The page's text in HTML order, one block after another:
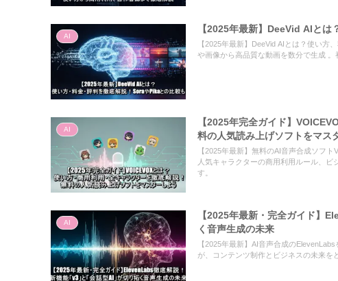
AI
【2025年最新】DeeVid AIと
【2025年最新】DeeVid AIとは？使い方
や画像から高品質な動画を数分で生成 。
AI
【2025年完全ガイド】
料の人気読み上げソフトをマス
【2025年最新】無料のAI音声合成ソフ
人気キャラクターの商用利用ルール、
す。
AI
【2025年最新・完全ガイド】
く音声生成の未来
【2025年最新】AI音声合成の
が、コンテンツ制作とビジネスの未来を